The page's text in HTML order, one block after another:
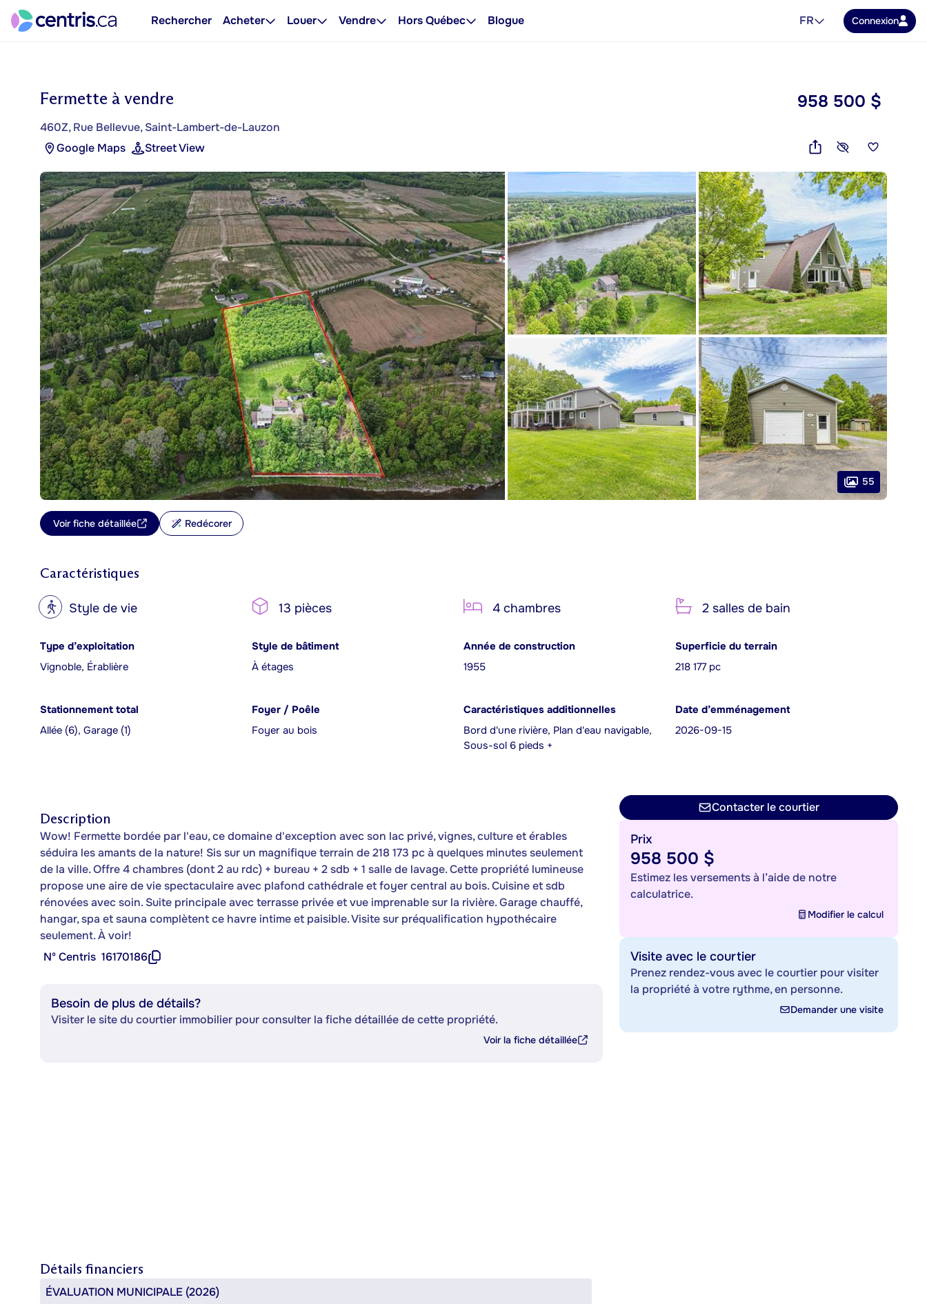
Rechercher Acheter Louer Vendre Hors Québec Blogue FR Connexion
Fermette à vendre
460Z, Rue Bellevue, Saint-Lambert-de-Lauzon
Google Maps
Street View
958 500 $
55
Voir fiche détaillée Redécorer
Caractéristiques
? Style de vie 13 pièces 4 chambres 2 salles de bain
Type d’exploitation
Vignoble, Érablière
Style de bâtiment
À étages
Année de construction
1955
Superficie du terrain
218 177 pc
Stationnement total
Allée (6), Garage (1)
Foyer / Poêle
Foyer au bois
Caractéristiques additionnelles
Bord d'une rivière, Plan d'eau navigable,
Sous-sol 6 pieds +
Date d’emménagement
2026-09-15
Description
Wow! Fermette bordée par l'eau, ce domaine d'exception avec son lac privé, vignes, culture et érables
séduira les amants de la nature! Sis sur un magnifique terrain de 218 173 pc à quelques minutes seulement
de la ville. Offre 4 chambres (dont 2 au rdc) + bureau + 2 sdb + 1 salle de lavage. Cette propriété lumineuse
propose une aire de vie spectaculaire avec plafond cathédrale et foyer central au bois. Cuisine et sdb
rénovées avec soin. Suite principale avec terrasse privée et vue imprenable sur la rivière. Garage chauffé,
hangar, spa et sauna complètent ce havre intime et paisible. Visite sur préqualification hypothécaire
seulement. À voir!
Nº Centris 16170186
Besoin de plus de détails?
Visiter le site du courtier immobilier pour consulter la fiche détaillée de cette propriété.
Voir la fiche détaillée
Détails financiers
ÉVALUATION MUNICIPALE (2026)
Contacter le courtier
Prix
958 500 $
Estimez les versements à l’aide de notre
calculatrice.
Modifier le calcul
Visite avec le courtier
Prenez rendez-vous avec le courtier pour visiter
la propriété à votre rythme, en personne.
Demander une visite